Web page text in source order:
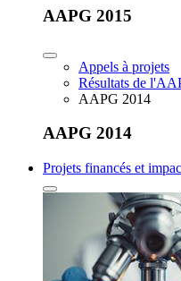
AAPG 2015
Appels à projets
Résultats de
AAPG 2014
AAPG 2014
Projets financés et